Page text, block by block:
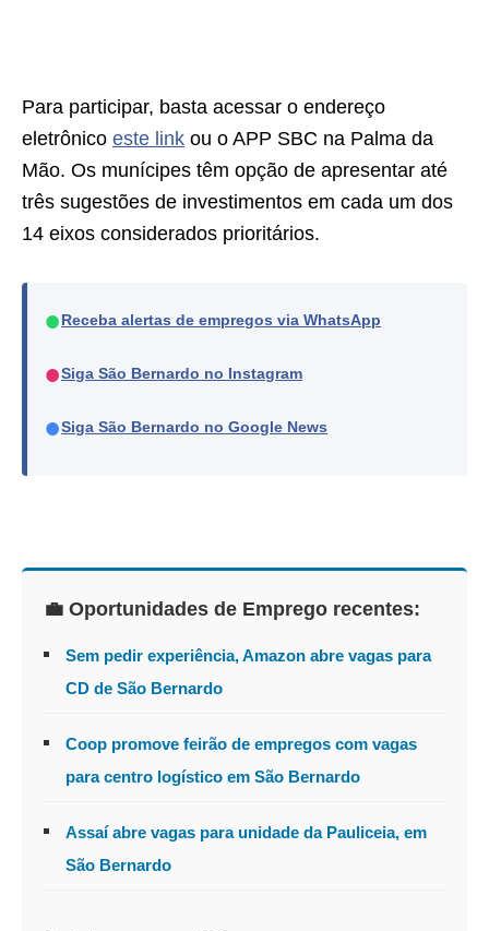
Para participar, basta acessar o endereço
eletrônico este link ou o APP SBC na Palma da
Mão. Os munícipes têm opção de apresentar até
três sugestões de investimentos em cada um dos
14 eixos considerados prioritários.
● Receba alertas de empregos via WhatsApp
●Siga São Bernardo no Instagram
●Siga São Bernardo no Google News
💼 Oportunidades de Emprego recentes:
Sem pedir experiência, Amazon abre vagas para
CD de São Bernardo
Coop promove feirão de empregos com vagas
para centro logístico em São Bernardo
Assaí abre vagas para unidade da Pauliceia, em
São Bernardo